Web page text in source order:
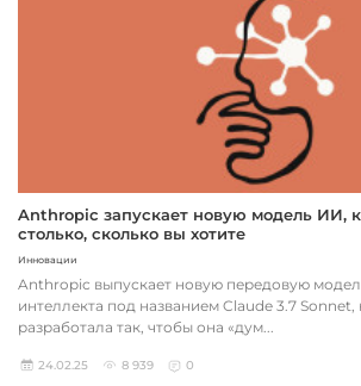
Anthropic запускает новую модель ИИ,
столько, сколько вы хотите
Инновации
Anthropic выпускает новую передовую
интеллекта под названием Claude 3.7
разработала так, чтобы она «дум...
24.02.25 8 939 0